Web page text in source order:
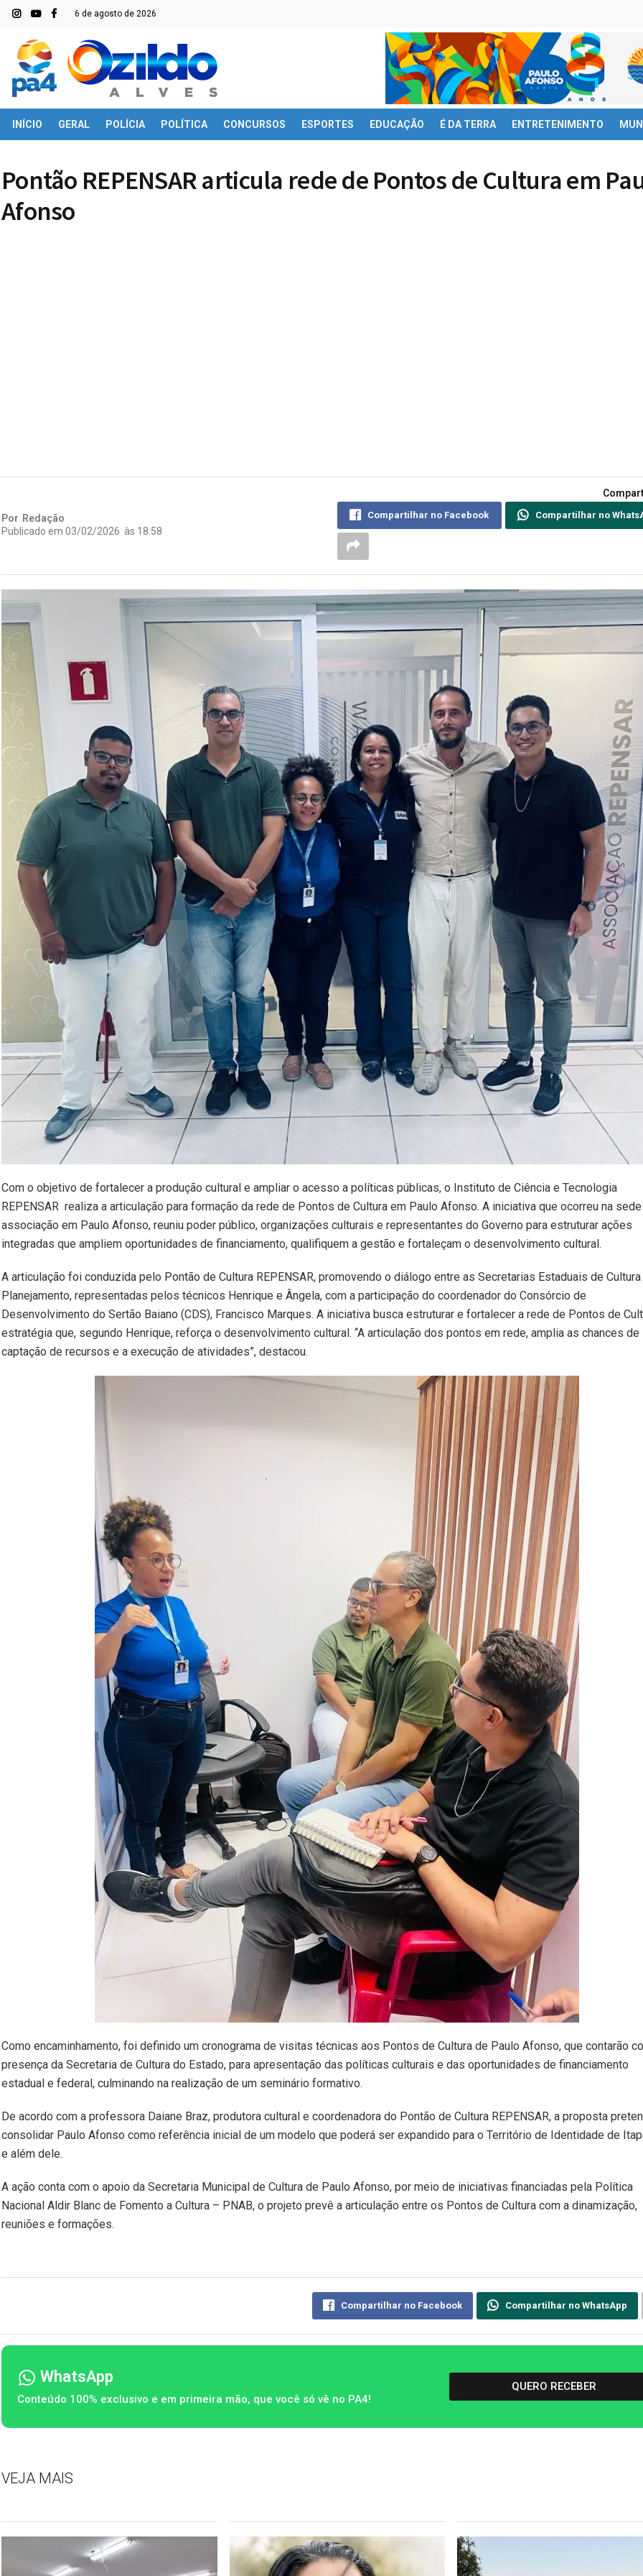
6 de agosto de 2026
INÍCIO GERAL POLÍCIA POLÍTICA CONCURSOS ESPORTES EDUCAÇÃO É DA TERRA ENTRETENIMENTO
Pontão REPENSAR articula rede de Pontos de Cultura em
Afonso
Por Redação
Publicado em 03/02/2026 às 18:58
Compartilhar no Facebook Compartilhar no
Com o objetivo de fortalecer a produção cultural e ampliar o acesso a políticas públicas, o Instituto de Ciência e Tecnologia
REPENSAR realiza a articulação para formação da rede de Pontos de Cultura em Paulo Afonso. A iniciativa que ocorreu na
associação em Paulo Afonso, reuniu poder público, organizações culturais e representantes do Governo para estruturar ações
integradas que ampliem oportunidades de financiamento, qualifiquem a gestão e fortaleçam o desenvolvimento cultural.
A articulação foi conduzida pelo Pontão de Cultura REPENSAR, promovendo o diálogo entre as Secretarias Estaduais de
Planejamento, representadas pelos técnicos Henrique e Ângela, com a participação do coordenador do Consórcio de
Desenvolvimento do Sertão Baiano (CDS), Francisco Marques. A iniciativa busca estruturar e fortalecer a rede de Pontos de
estratégia que, segundo Henrique, reforça o desenvolvimento cultural. “A articulação dos pontos em rede, amplia as chances de
captação de recursos e a execução de atividades”, destacou.
Como encaminhamento, foi definido um cronograma de visitas técnicas aos Pontos de Cultura de Paulo Afonso, que contarão
presença da Secretaria de Cultura do Estado, para apresentação das políticas culturais e das oportunidades de financiamento
estadual e federal, culminando na realização de um seminário formativo.
De acordo com a professora Daiane Braz, produtora cultural e coordenadora do Pontão de Cultura REPENSAR, a proposta
consolidar Paulo Afonso como referência inicial de um modelo que poderá ser expandido para o Território de Identidade de
e além dele.
A ação conta com o apoio da Secretaria Municipal de Cultura de Paulo Afonso, por meio de iniciativas financiadas pela Política
Nacional Aldir Blanc de Fomento a Cultura – PNAB, o projeto prevê a articulação entre os Pontos de Cultura com a dinamização,
reuniões e formações.
Compartilhar no Facebook Compartilhar no WhatsApp
WhatsApp
Conteúdo 100% exclusivo e em primeira mão, que você só vê no PA4!
QUERO RECEBER
VEJA MAIS